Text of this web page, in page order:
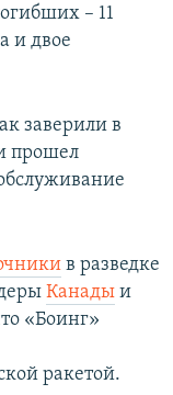
– 11
и двое
заверили в
прошел
в разведке
Канады и
«Боинг»
ракетой.